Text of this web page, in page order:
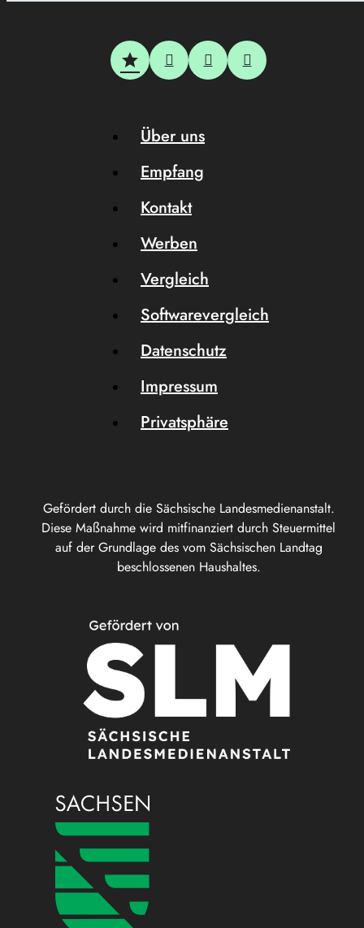
Gefördert durch die Sächsische Landesmedienanstalt.
Diese Maßnahme wird mitfinanziert durch Steuermittel
auf der Grundlage des vom Sächsischen Landtag
beschlossenen Haushaltes.
Über uns
Empfang
Kontakt
Werben
Vergleich
Softwarevergleich
Datenschutz
Impressum
Privatsphäre